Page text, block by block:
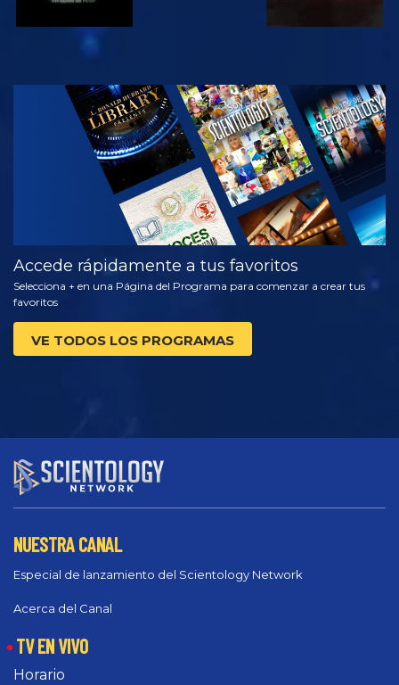
VE
EXPLORA LAS
SERIES
Accede rápidamente a tus favoritos
Selecciona + en una Página del Programa para comenzar a crear tus
favoritos
VE TODOS LOS PROGRAMAS
NUESTRA CANAL
Especial de lanzamiento del Scientology Network
Acerca del Canal
TV EN VIVO
Horario